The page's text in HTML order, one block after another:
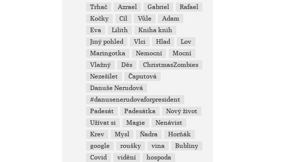
Trhač
Azrael Gabriel
Rafael
Kočky
Cíl Vůle
Adam
Eva
Lilith
Kniha knih
Jiný pohled
Vlci Hlad
Lov
Maringotka
Nemocní
Mocní
Vlažný
Děs
ChristmasZombies
Nezešílet
Čaputová
Danuše Nerudová
#danusenerudovaforpresident
Padesát
Padesátka
Nový život
Užívat si
Magie
Nenávist
Krev
Mysl Ňadra
Horňák
google
roušky vina
Bubliny
Covid
vidění
hospoda